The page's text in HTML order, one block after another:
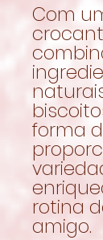
Com
forma
rotina
amigo.